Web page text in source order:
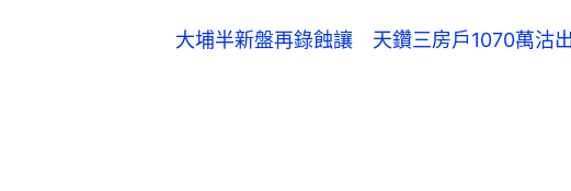
大埔半新盤再錄蝕讓 天鑽三房戶1070萬沽